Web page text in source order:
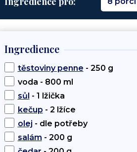
Ingredience
těstoviny penne - 250 g
voda - 800 ml
sůl - 1 lžička
kečup - 2 lžíce
olej - dle potřeby
salám - 200 g